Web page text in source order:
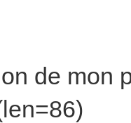
de mon